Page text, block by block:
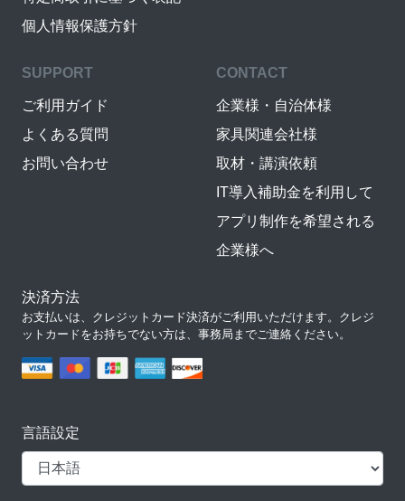
個人情報保護方針
SUPPORT
ご利用ガイド
よくある質問
お問い合わせ
CONTACT
企業様・自治体様
家具関連会社様
取材・講演依頼
IT導入補助金を利用して
アプリ制作を希望される
企業様へ
決済方法
お支払いは、クレジットカード決済がご利用いただけます。クレジ
ットカードをお持ちでない方は、事務局までご連絡ください。
言語設定